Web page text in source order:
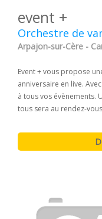
event +
Orchestre de
Arpajon-sur-Cère -
Event + vous propose
anniversaire en live.
à tous vos évènements.
tous sera au rendez-